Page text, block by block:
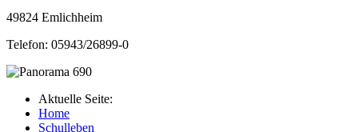
49824 Emlichheim
Telefon: 05943/26899-0
Aktuelle Seite:
Home
Schulleben